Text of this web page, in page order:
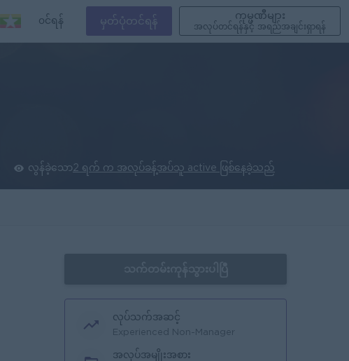
၀င်ရန် မှတ်ပုံတင်ရန်
ကုမ္ပဏီများ
အလုပ်တင်ရန်နှင့် အရည်အချင်းရှာရန်
လွန်ခဲ့သော 2 ရက် က အလုပ်ခန့်အပ်သူ active ဖြစ်နေခဲ့သည်
လုပ်သက်အဆင့်
Experienced Non-Manager
အလုပ်အမျိုးအစား